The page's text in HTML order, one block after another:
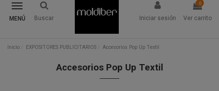
MENÚ Buscar Iniciar sesión
0
Ver carrito
Inicio EXPOSITORES PUBLICITARIOS Accesorios Pop Up Textil
Accesorios Pop Up Textil